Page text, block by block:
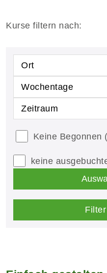
Kurse filtern nach:
Ort
Wochentage
Zeitraum
Keine Begonnen
keine